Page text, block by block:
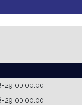
29 00:00:00
29 00:00:00